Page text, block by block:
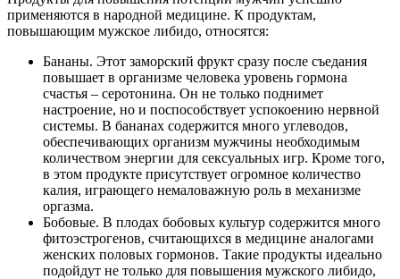
применяются в народной медицине. К продуктам,
повышающим мужское либидо, относятся:
Бананы. Этот заморский фрукт сразу после съедания
повышает в организме человека уровень гормона
счастья – серотонина. Он не только поднимет
настроение, но и поспособствует успокоению нервной
системы. В бананах содержится много углеводов,
обеспечивающих организм мужчины необходимым
количеством энергии для сексуальных игр. Кроме того,
в этом продукте присутствует огромное количество
калия, играющего немаловажную роль в механизме
оргазма.
Бобовые. В плодах бобовых культур содержится много
фитоэстрогенов, считающихся в медицине аналогами
женских половых гормонов. Такие продукты идеально
подойдут не только для повышения мужского либидо,